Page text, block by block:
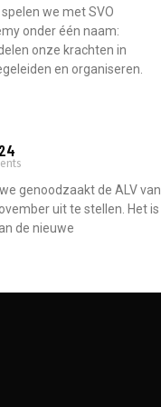
we met SVO
onder één naam:
onze krachten in
en organiseren.
genoodzaakt de ALV van
uit te stellen. Het is
de nieuwe